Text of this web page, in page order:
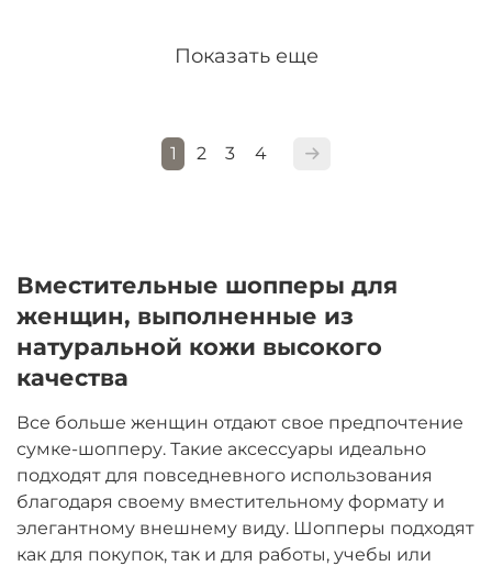
Показать еще
1 2 3 4
Вместительные шопперы для
женщин, выполненные из
натуральной кожи высокого
качества
Все больше женщин отдают свое предпочтение
сумке-шопперу. Такие аксессуары идеально
подходят для повседневного использования
благодаря своему вместительному формату и
элегантному внешнему виду. Шопперы подходят
как для покупок, так и для работы, учебы или